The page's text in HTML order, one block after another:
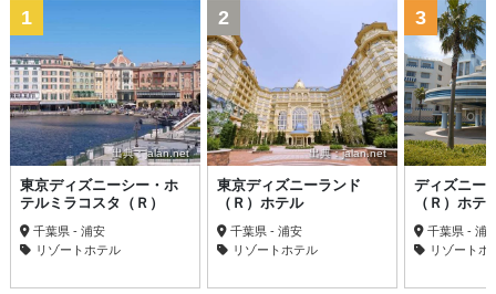
出典：jalan.net
1
東京ディズニーシー・ホ
テルミラコスタ（Ｒ）
千葉県 - 浦安
リゾートホテル
出典：jalan.net
2
東京ディズニーランド
（Ｒ）ホテル
千葉県 - 浦安
リゾートホテル
3
ディズニー
（Ｒ）ホテ
千葉県 - 浦
リゾートホ